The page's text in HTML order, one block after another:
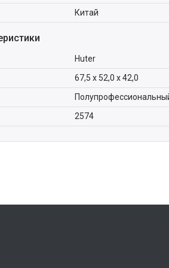
Китай
Huter
67,5 х 52,0 х 42,0
2574